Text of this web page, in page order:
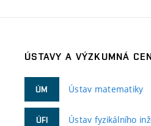
ÚSTAVY A VÝZKUMNÁ
ÚM Ústav matematiky
ÚFI Ústav fyzikálního